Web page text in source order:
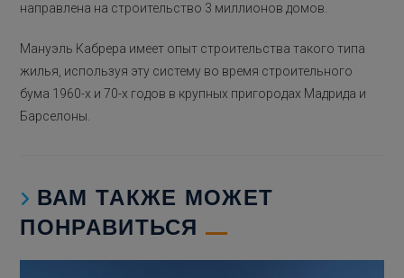
направлена ​​на строительство 3 миллионов домов.
Мануэль Кабрера имеет опыт строительства такого типа
жилья, используя эту систему во время строительного
бума 1960-х и 70-х годов в крупных пригородах Мадрида и
Барселоны.
ВАМ ТАКЖЕ МОЖЕТ
ПОНРАВИТЬСЯ